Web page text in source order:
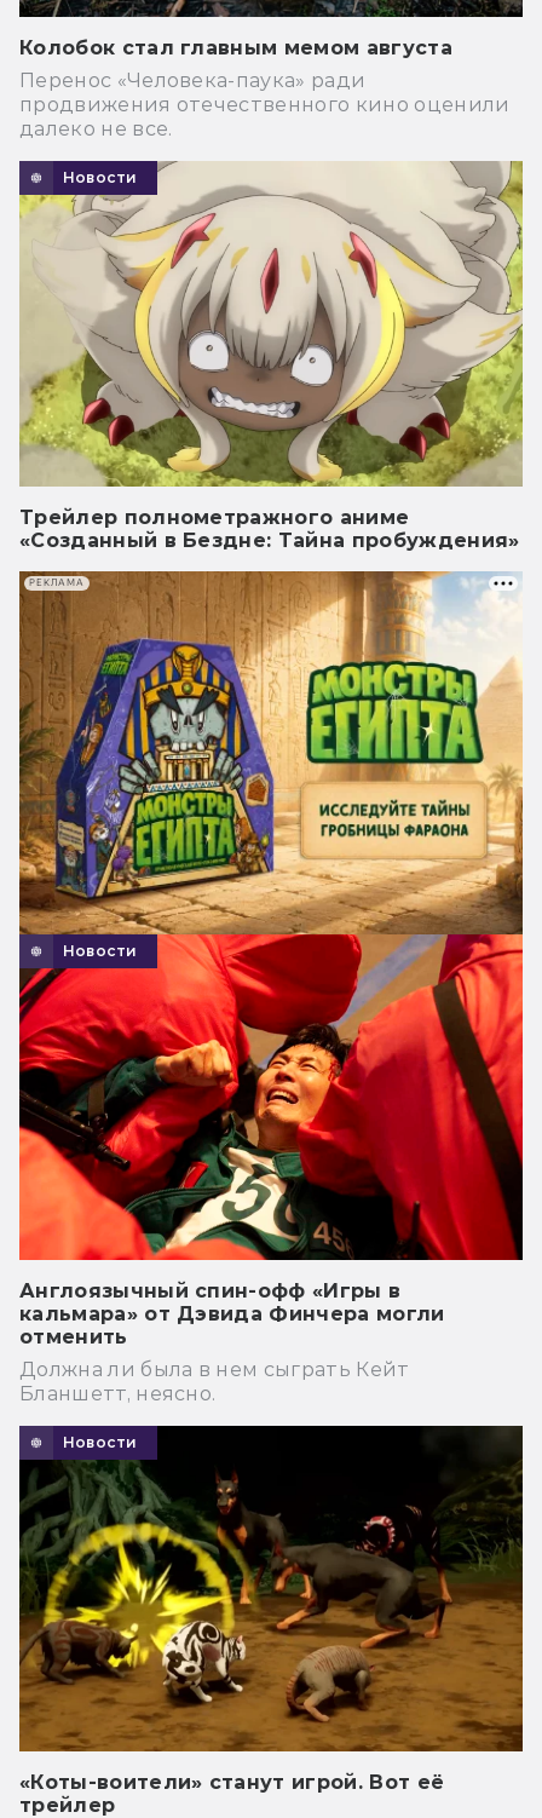
Колобок стал главным мемом августа
Перенос «Человека-паука» ради
продвижения отечественного кино оценили
далеко не все.
Новости
Трейлер полнометражного аниме
«Созданный в Бездне: Тайна пробуждения»
Новости
Англоязычный спин-офф «Игры в
кальмара» от Дэвида Финчера могли
отменить
Должна ли была в нем сыграть Кейт
Бланшетт, неясно.
Новости
«Коты-воители» станут игрой. Вот её
трейлер
РЕКЛАМА